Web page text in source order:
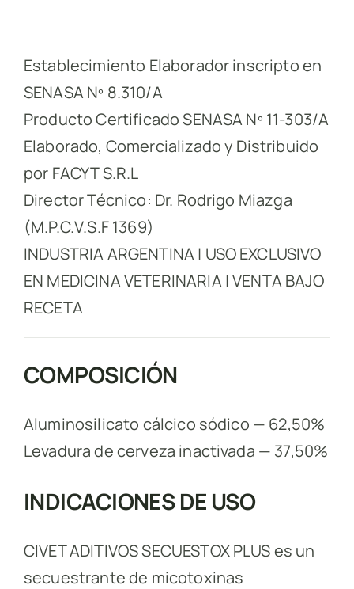
Establecimiento Elaborador inscripto en
SENASA Nº 8.310/A
Producto Certificado SENASA Nº 11-303/A
Elaborado, Comercializado y Distribuido
por FACYT S.R.L
Director Técnico: Dr. Rodrigo Miazga
(M.P.C.V.S.F 1369)
INDUSTRIA ARGENTINA | USO EXCLUSIVO
EN MEDICINA VETERINARIA | VENTA BAJO
RECETA
COMPOSICIÓN
Aluminosilicato cálcico sódico — 62,50%
Levadura de cerveza inactivada — 37,50%
INDICACIONES DE USO
CIVET ADITIVOS SECUESTOX PLUS es un
secuestrante de micotoxinas